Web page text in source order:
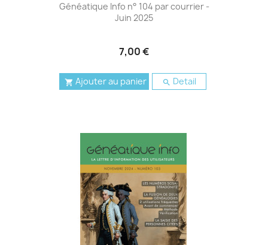
Généatique Info n° 104 par courrier -
Juin 2025
7,00 €
 Ajouter au panier  Detail